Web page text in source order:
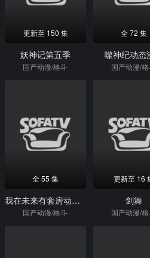
更新至 150 集
妖神记第五季
国产动漫/格斗
全 72 集
噬神纪动态
国产动漫/
全 55 集
我在未来有套房动态漫画第1季
国产动漫/格斗
更新至 16
剑舞
国产动漫/